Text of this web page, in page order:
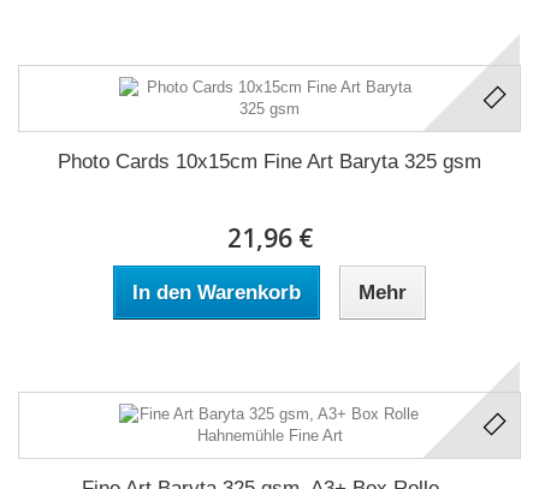
Photo Cards 10x15cm Fine Art Baryta 325 gsm
21,96 €
In den Warenkorb Mehr